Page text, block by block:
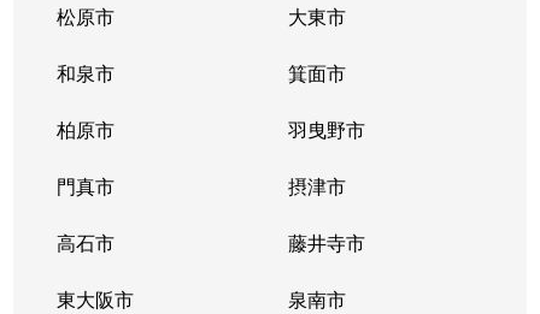
松原市 大東市
和泉市 箕面市
柏原市 羽曳野市
門真市 摂津市
高石市 藤井寺市
東大阪市 泉南市